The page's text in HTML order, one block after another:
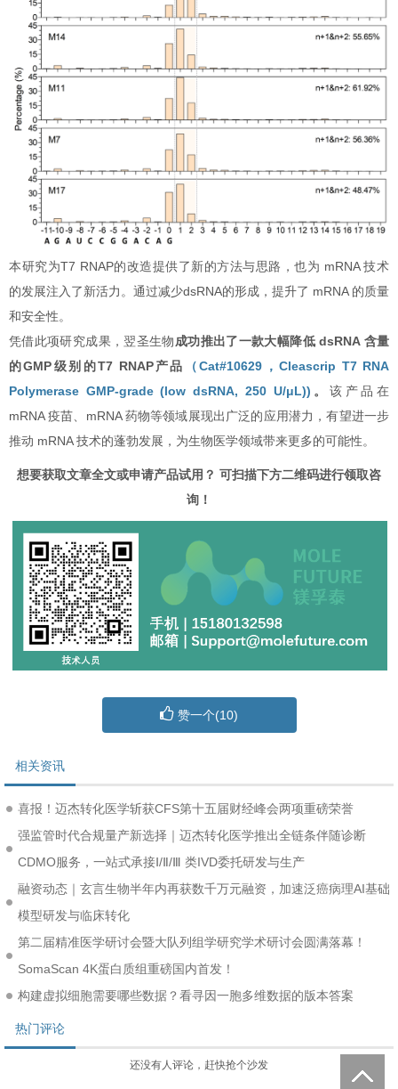
本研究为T7 RNAP的改造提供了新的方法与思路，也为 mRNA 技术
的发展注入了新活力。通过减少dsRNA的形成，提升了 mRNA 的质量
和安全性。
凭借此项研究成果，翌圣生物成功推出了一款大幅降低 dsRNA 含量
的GMP级别的T7 RNAP产品
（Cat#10629，Cleascrip T7 RNA
Polymerase GMP-grade (low dsRNA, 250 U/μL)) 。 该产品在
mRNA 疫苗、mRNA 药物等领域展现出广泛的应用潜力，有望进一步
推动 mRNA 技术的蓬勃发展，为生物医学领域带来更多的可能性。
想要获取文章全文或申请产品试用？ 可扫描下方二维码进行领取咨
询！
赞一个(10)
相关资讯
喜报！迈杰转化医学斩获CFS第十五届财经峰会两项重磅荣誉
强监管时代合规量产新选择｜迈杰转化医学推出全链条伴随诊断
CDMO服务，一站式承接Ⅰ/Ⅱ/Ⅲ 类IVD委托研发与生产
融资动态｜玄言生物半年内再获数千万元融资，加速泛癌病理AI基础
模型研发与临床转化
第二届精准医学研讨会暨大队列组学研究学术研讨会圆满落幕！
SomaScan 4K蛋白质组重磅国内首发！
构建虚拟细胞需要哪些数据？看寻因一胞多维数据的版本答案
热门评论
还没有人评论，赶快抢个沙发